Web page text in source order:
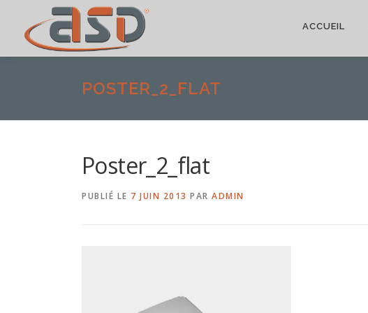
ACCUEIL
POSTER_2_FLAT
Poster_2_flat
PUBLIÉ LE 7 JUIN 2013 PAR ADMIN